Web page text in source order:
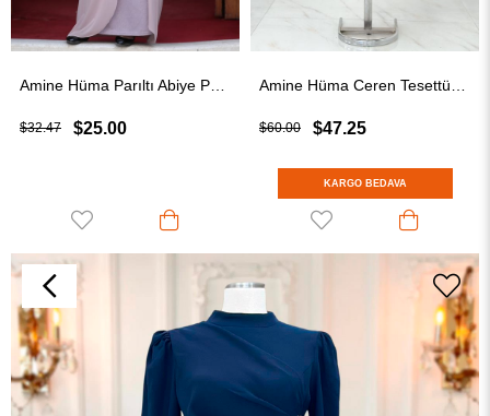
$25.00
$32.47 $47.25
$60.00
KARGO BEDAVA